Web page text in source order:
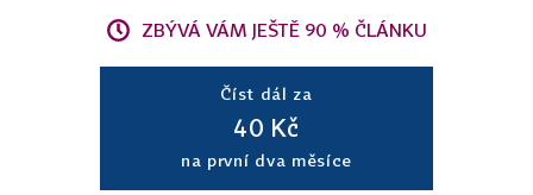
ZBÝVÁ VÁM JEŠTĚ 90 % ČLÁNKU
Číst dál za
40 Kč
na první dva měsíce